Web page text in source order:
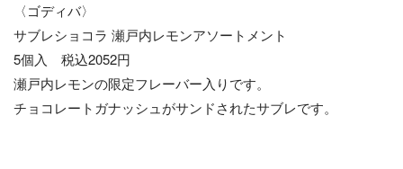
〈ゴディバ〉
サブレショコラ 瀬戸内レモンアソートメント
5個入 税込2052円
瀬戸内レモンの限定フレーバー入りです。
チョコレートガナッシュがサンドされたサブレです。